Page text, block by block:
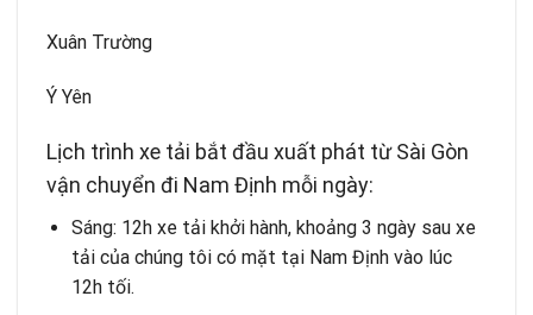
Xuân Trường
Ý Yên
Lịch trình xe tải bắt đầu xuất phát từ Sài Gòn
vận chuyển đi Nam Định mỗi ngày:
Sáng: 12h xe tải khởi hành, khoảng 3 ngày sau xe
tải của chúng tôi có mặt tại Nam Định vào lúc
12h tối.